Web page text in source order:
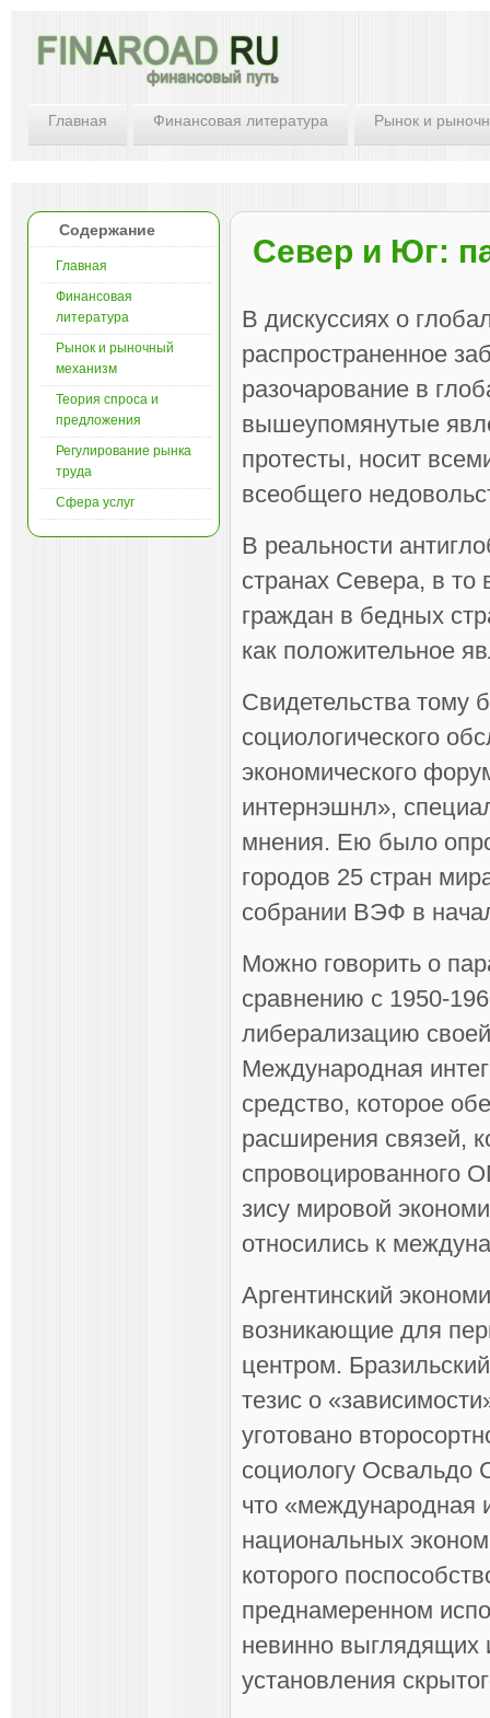
Главная Финансовая литература Рынок и
Север и Юг:
В дискуссиях о
распространенное
разочарование в
вышеупомянутые
протесты, носит
всеобщего
В реальности
странах Севера, в то
граждан в бедных
как положительное
Свидетельства тому
социологического
экономического
интернэшнл»,
мнения. Ею было
городов 25 стран
собрании ВЭФ в
Можно говорить о
сравнению с 1950-
либерализацию
Международная
средство, которое
расширения связей,
спрово­цированного
зису мировой
относились к
Аргентинский
возникающие для
центром.
тезис о
уготовано
соци­ологу
что «международная
национальных
которого
преднамеренном
невинно выглядящих
установления
Содержание
Главная
Финансовая
литература
Рынок и рыночный
механизм
Теория спроса и
предложения
Регулирование рынка
труда
Сфера услуг